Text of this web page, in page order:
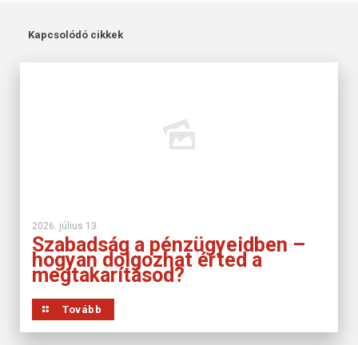
Kapcsolódó cikkek
2026. július 13.
Szabadság a pénzügyeidben –
hogyan dolgozhat érted a
megtakarításod?
Tovább